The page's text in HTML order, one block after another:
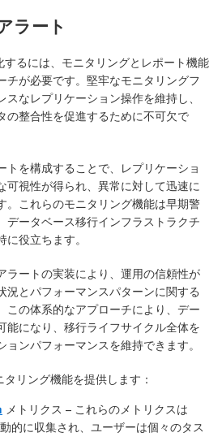
ラート
するには、モニタリングとレポート機能
チが必要です。堅牢なモニタリングフ
スなレプリケーション操作を維持し、
の整合性を促進するために不可欠で
トを構成することで、レプリケーショ
可視性が得られ、異常に対して迅速に
。これらのモニタリング機能は早期警
データベース移行インフラストラクチ
役立ちます。
ラートの実装により、運用の信頼性が
況とパフォーマンスパターンに関する
この体系的なアプローチにより、デー
能になり、移行ライフサイクル全体を
ンパフォーマンスを維持できます。
リング機能を提供します：
メトリクス – これらのメトリクスは
的に収集され、ユーザーは個々のタス